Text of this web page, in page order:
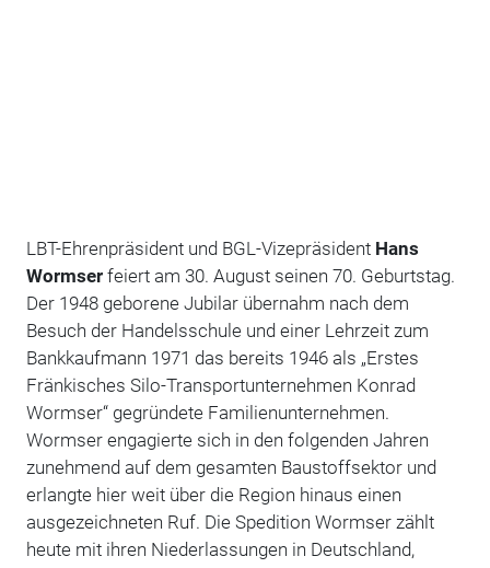
LBT-Ehrenpräsident und BGL-Vizepräsident Hans
Wormserfeiert am 30. August seinen 70. Geburtstag.
Der 1948 geborene Jubilar übernahm nach dem
Besuch der Handelsschule und einer Lehrzeit zum
Bankkaufmann 1971 das bereits 1946 als „Erstes
Fränkisches Silo-Transportunternehmen Konrad
Wormser“ gegründete Familienunternehmen.
Wormser engagierte sich in den folgenden Jahren
zunehmend auf dem gesamten Baustoffsektor und
erlangte hier weit über die Region hinaus einen
ausgezeichneten Ruf. Die Spedition Wormser zählt
heute mit ihren Niederlassungen in Deutschland,